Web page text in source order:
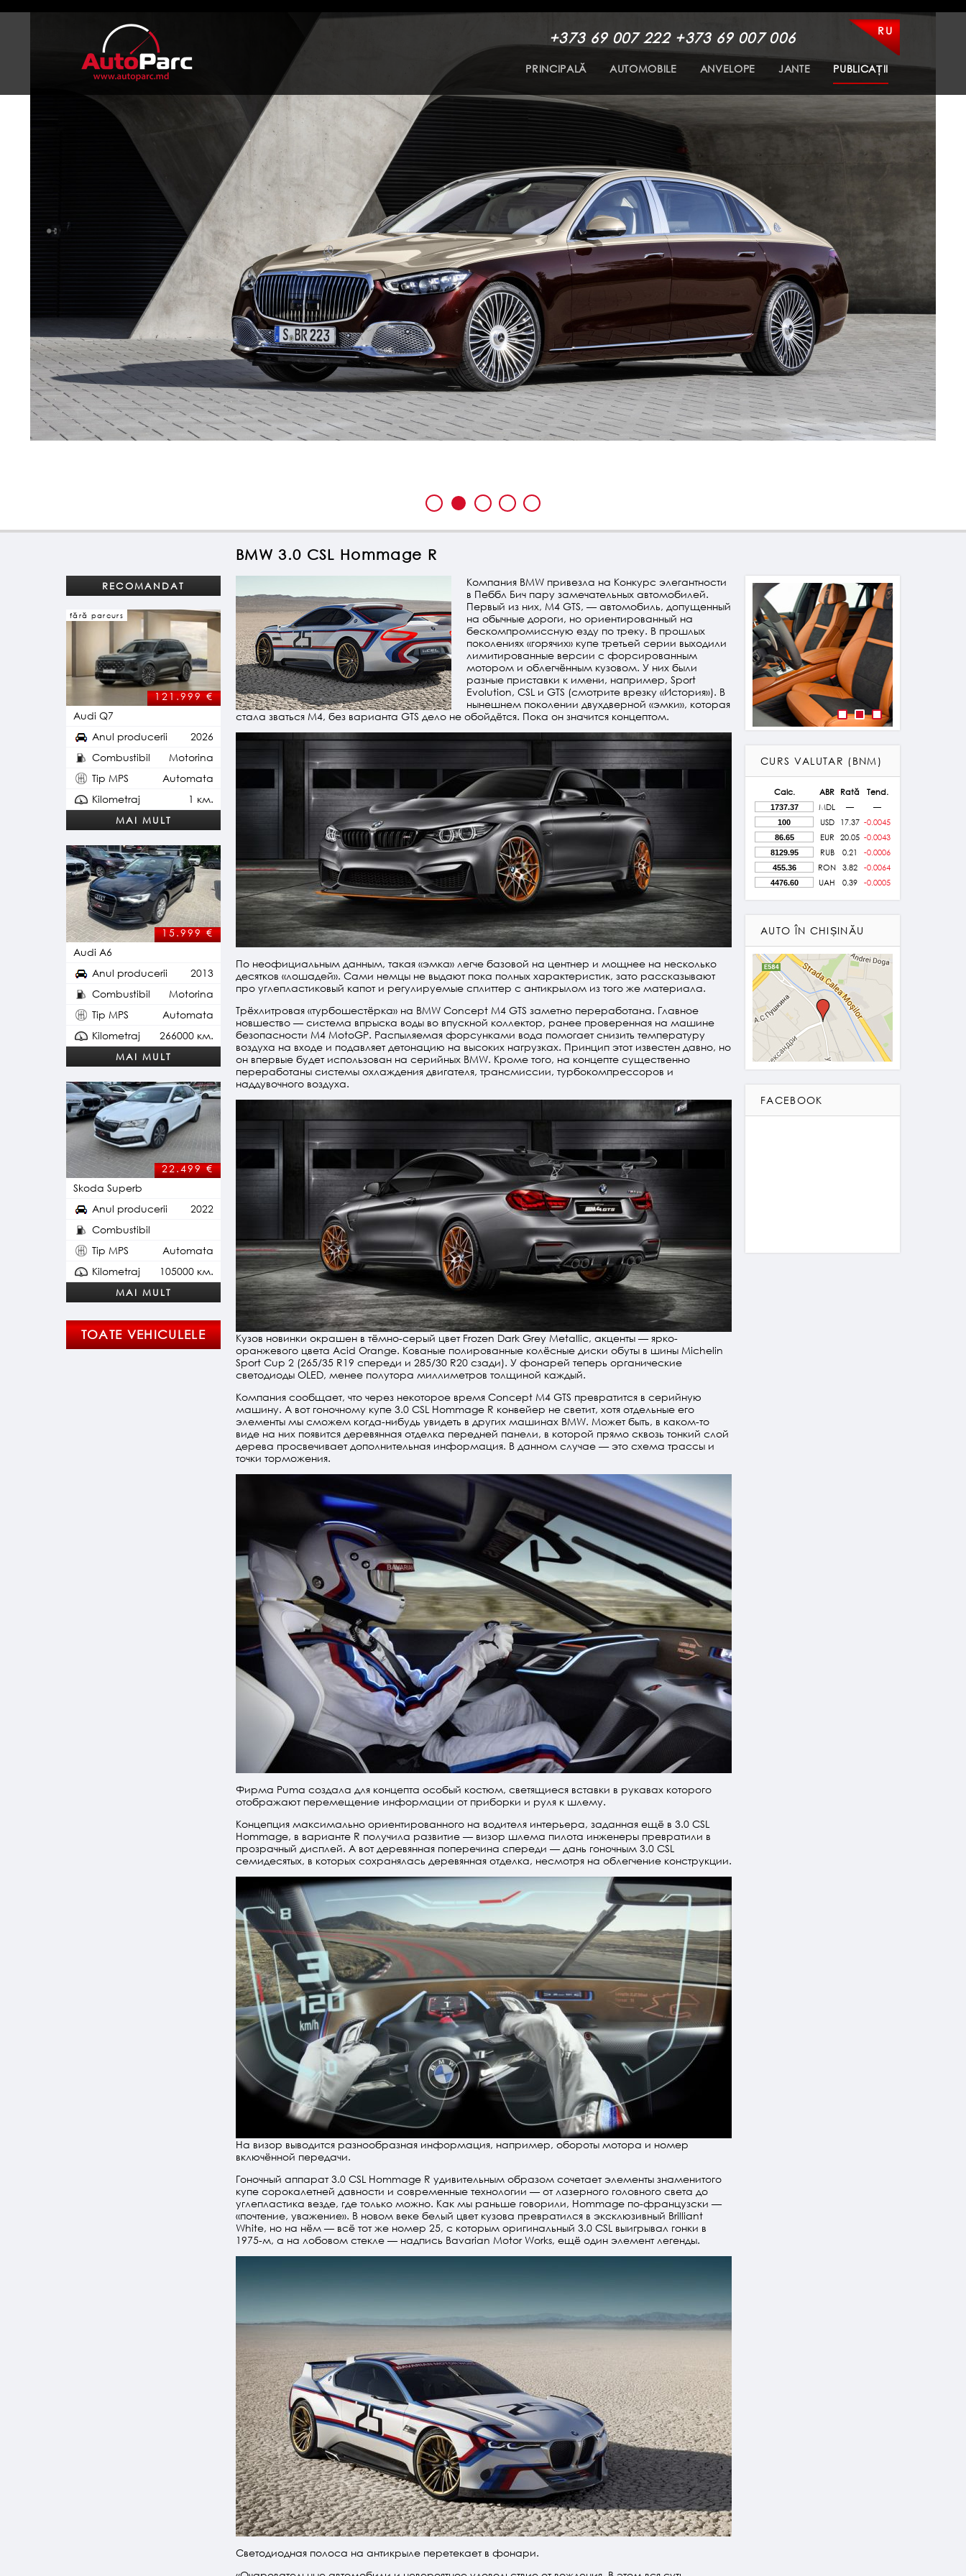
RU
+373 69 007 222 +373 69 007 006
PRINCIPALĂ AUTOMOBILE ANVELOPE JANTE PUBLICAȚII
RECOMANDAT
fără parcurs
121.999€
Audi Q7
Anul producerii
2026
Combustibil
Motorina
Tip MPS
Automata
Kilometraj
1 км.
MAI MULT
15.999€
Audi A6
Anul producerii
2013
Combustibil
Motorina
Tip MPS
Automata
Kilometraj
266000 км.
MAI MULT
22.499€
Skoda Superb
Anul producerii
2022
Combustibil
Plug-in Hybrid
Tip MPS
Automata
Kilometraj
105000 км.
MAI MULT
TOATE VEHICULELE
BMW 3.0 CSL Hommage R
Компания BMW привезла на Конкурс элегантности
в Пеббл Бич пару замечательных автомобилей.
Первый из них, M4 GTS, — автомобиль, допущенный
на обычные дороги, но ориентированный на
бескомпромиссную езду по треку. В прошлых
поколениях «горячих» купе третьей серии выходили
лимитированные версии с форсированным
мотором и облегчённым кузовом. У них были
разные приставки к имени, например, Sport
Evolution, CSL и GTS (смотрите врезку «История»). В
нынешнем поколении двухдверной «эмки», которая
стала зваться M4, без варианта GTS дело не обойдётся. Пока он значится концептом.
По неофициальным данным, такая «эмка» легче базовой на центнер и мощнее на несколько
десятков «лошадей». Сами немцы не выдают пока полных характеристик, зато рассказывают
про углепластиковый капот и регулируемые сплиттер с антикрылом из того же материала.
Трёхлитровая «турбошестёрка» на BMW Concept M4 GTS заметно переработана. Главное
новшество — система впрыска воды во впускной коллектор, ранее проверенная на машине
безопасности M4 MotoGP. Распыляемая форсунками вода помогает снизить температуру
воздуха на входе и подавляет детонацию на высоких нагрузках. Принцип этот известен давно, но
он впервые будет использован на серийных BMW. Кроме того, на концепте существенно
переработаны системы охлаждения двигателя, трансмиссии, турбокомпрессоров и
наддувочного воздуха.
Кузов новинки окрашен в тёмно-серый цвет Frozen Dark Grey Metallic, акценты — ярко-
оранжевого цвета Acid Orange. Кованые полированные колёсные диски обуты в шины Michelin
Sport Cup 2 (265/35 R19 спереди и 285/30 R20 сзади). У фонарей теперь органические
светодиоды OLED, менее полутора миллиметров толщиной каждый.
Компания сообщает, что через некоторое время Concept M4 GTS превратится в серийную
машину. А вот гоночному купе 3.0 CSL Hommage R конвейер не светит, хотя отдельные его
элементы мы сможем когда-нибудь увидеть в других машинах BMW. Может быть, в каком-то
виде на них появится деревянная отделка передней панели, в которой прямо сквозь тонкий слой
дерева просвечивает дополнительная информация. В данном случае — это схема трассы и
точки торможения.
Фирма Puma создала для концепта особый костюм, светящиеся вставки в рукавах которого
отображают перемещение информации от приборки и руля к шлему.
Концепция максимально ориентированного на водителя интерьера, заданная ещё в 3.0 CSL
Hommage, в варианте R получила развитие — визор шлема пилота инженеры превратили в
прозрачный дисплей. А вот деревянная поперечина спереди — дань гоночным 3.0 CSL
семидесятых, в которых сохранялась деревянная отделка, несмотря на облегчение конструкции.
На визор выводится разнообразная информация, например, обороты мотора и номер
включённой передачи.
Гоночный аппарат 3.0 CSL Hommage R удивительным образом сочетает элементы знаменитого
купе сорокалетней давности и современные технологии — от лазерного головного света до
углепластика везде, где только можно. Как мы раньше говорили, Hommage по-французски —
«почтение, уважение». В новом веке белый цвет кузова превратился в эксклюзивный Brilliant
White, но на нём — всё тот же номер 25, с которым оригинальный 3.0 CSL выигрывал гонки в
1975-м, а на лобовом стекле — надпись Bavarian Motor Works, ещё один элемент легенды.
Светодиодная полоса на антикрыле перетекает в фонари.
CURS VALUTAR (BNM)
Calc. ABR Rată
Tend.
MDL
—
—
USD
17.37 -0.0045
EUR
20.05 -0.0043
RUB
0.21
-0.0006
RON
3.82
-0.0064
UAH
0.39 -0.0005
AUTO ÎN CHIȘINĂU
FACEBOOK